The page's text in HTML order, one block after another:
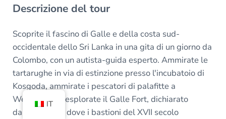
Descrizione del tour
Scoprite il fascino di Galle e della costa sud-
occidentale dello Sri Lanka in una gita di un giorno da
Colombo, con un autista-guida esperto. Ammirate le
tartarughe in via di estinzione presso l'incubatoio di
Kosgoda, ammirate i pescatori di palafitte a
Weligama ed esplorate il Galle Fort, dichiarato
dall'UNESCO, dove i bastioni del XVII secolo
IT